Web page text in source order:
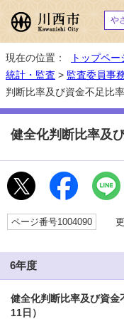
や
現在の位置： トップペー
統計・監査 > 監査委員事
判断比率及び資金不足比
健全化判断比率及
ページ番号1004090 更
6年度
健全化判断比率及び資金
11日）